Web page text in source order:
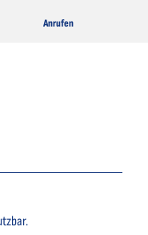
Anrufen
Altstadt